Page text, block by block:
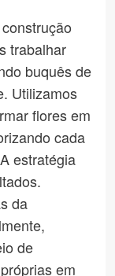
trabalhar
buquês de
Utilizamos
flores em
cada
estratégia
da
de
em